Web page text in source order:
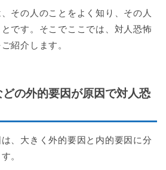
その人のことをよく知り、その人
です。そこでここでは、対人恐怖
紹介します。
の外的要因が原因で対人恐
、大きく外的要因と内的要因に分
。